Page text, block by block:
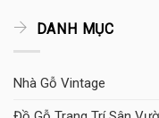
DANH MỤC
Nhà Gỗ Vintage